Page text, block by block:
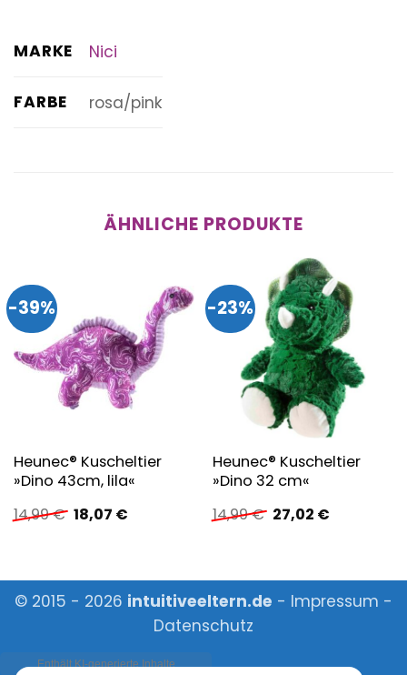
MARKE Nici
FARBE rosa/pink
ÄHNLICHE PRODUKTE
-39%
Heunec® Kuscheltier
»Dino 43cm, lila«
14,99€ Ursprünglicher
Preis
18,07 €Aktueller
-23%
Heunec® Kuscheltier
»Dino 32 cm«
14,99€ Ursprünglicher
Preis
27,02 €Aktueller
© 2015 - 2026 intuitiveeltern.de - Impressum -
Datenschutz